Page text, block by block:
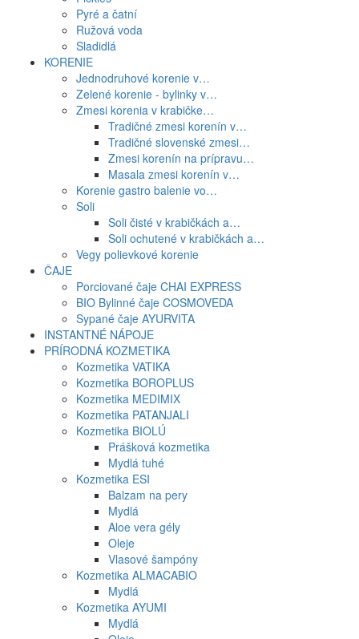
Pyré a čatní
Ružová voda
Sladidlá
KORENIE
Jednodruhové korenie v…
Zelené korenie - bylinky v…
Zmesi korenia v krabičke…
Tradičné zmesi korenín v…
Tradičné slovenské zmesi…
Zmesi korenín na prípravu…
Masala zmesi korenín v…
Korenie gastro balenie vo…
Soli
Soli čisté v krabičkách a…
Soli ochutené v krabičkách a…
Vegy polievkové korenie
ČAJE
Porciované čaje CHAI EXPRESS
BIO Bylinné čaje COSMOVEDA
Sypané čaje AYURVITA
INSTANTNÉ NÁPOJE
PRÍRODNÁ KOZMETIKA
Kozmetika VATIKA
Kozmetika BOROPLUS
Kozmetika MEDIMIX
Kozmetika PATANJALI
Kozmetika BIOLÚ
Prášková kozmetika
Mydlá tuhé
Kozmetika ESI
Balzam na pery
Mydlá
Aloe vera gély
Oleje
Vlasové šampóny
Kozmetika ALMACABIO
Mydlá
Kozmetika AYUMI
Mydlá